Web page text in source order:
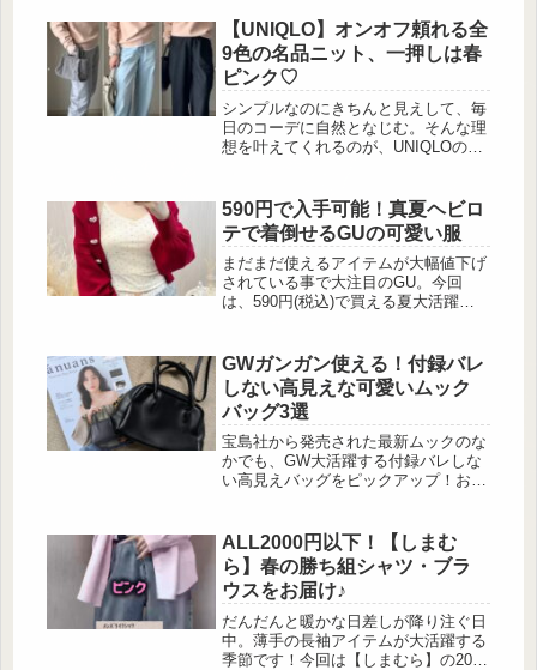
【UNIQLO】オンオフ頼れる全
9色の名品ニット、一押しは春
ピンク♡
シンプルなのにきちんと見えして、毎
日のコーデに自然となじむ。そんな理
想を叶えてくれるのが、UNIQLOの定
で洗える手軽さと、上品なハリ感を兼
ね備えた一枚は、デイリーから通勤ま
で幅広く活躍。今回はアイテムの魅力
に加え、カラーを活かした着こなし例
もあわせてご紹介します。オンオフを
問わず活躍する名品「ウォッシャブル
590円で入手可能！真夏ヘビロ
テで着倒せるGUの可愛い服
まだまだ使えるアイテムが大幅値下げ
されている事で大注目のGU。今回
は、590円(税込)で買える夏大活躍の
ご提供 「コットンブレンドクロップ
ドキャミソール(ドライ)(ハート)」
は、肌触りが良く着心地も快適なポイ
ンテール素材を使用しており、羽織り
アイテムとのレイヤードスタイルがオ
ススメのアイテム。ストレッチ、吸汗
速乾、抗菌防臭、吸湿・放湿機能を兼
ね備えたハイスペ...
GWガンガン使える！付録バレ
しない高見えな可愛いムック
バッグ3選
宝島社から発売された最新ムックのな
かでも、GW大活躍する付録バレしな
い高見えバッグをピックアップ！お出
さいね！ ánuans Special Bag B […]
ALL2000円以下！【しまむ
ら】春の勝ち組シャツ・ブラ
ウスをお届け♪
だんだんと暖かな日差しが降り注ぐ日
中。薄手の長袖アイテムが大活躍する
季節です！今回は【しまむら】の2000